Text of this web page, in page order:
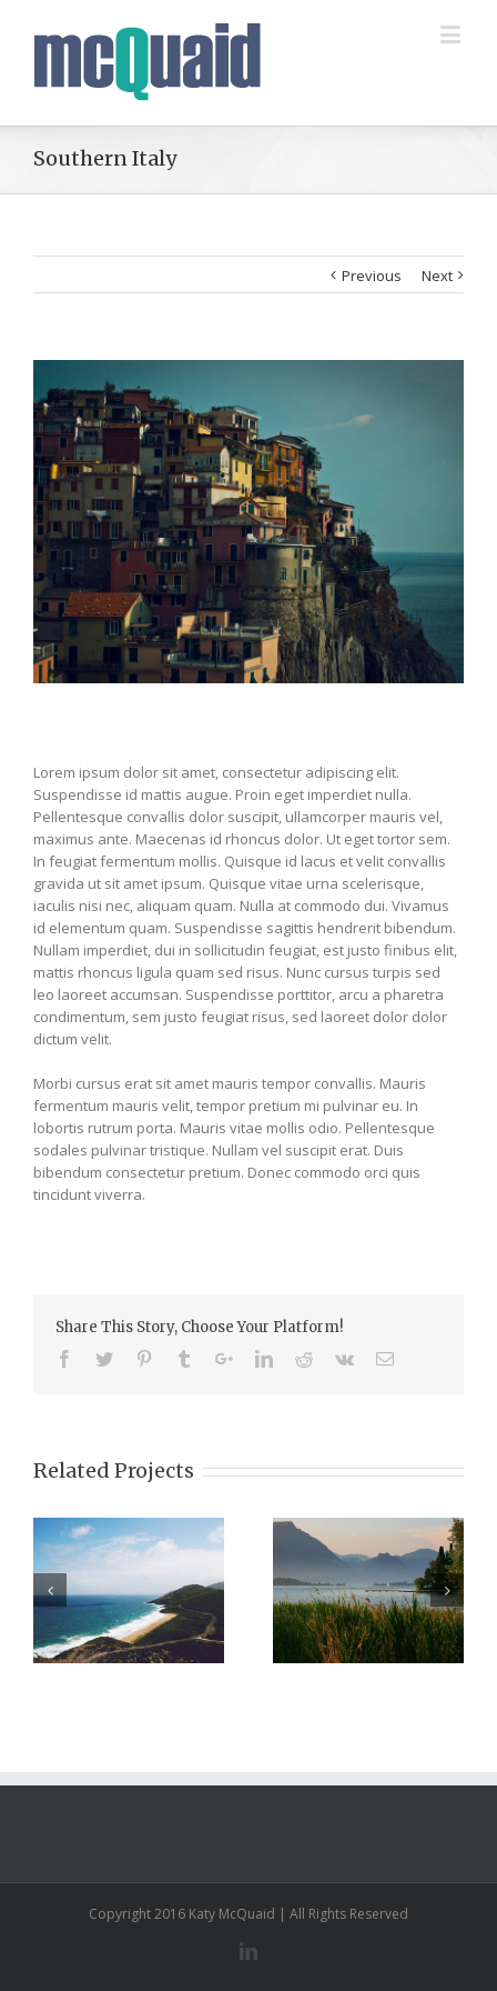
Southern Italy
Previous Next
Lorem ipsum dolor sit amet, consectetur adipiscing elit.
Suspendisse id mattis augue. Proin eget imperdiet nulla.
Pellentesque convallis dolor suscipit, ullamcorper mauris vel,
maximus ante. Maecenas id rhoncus dolor. Ut eget tortor sem.
In feugiat fermentum mollis. Quisque id lacus et velit convallis
gravida ut sit amet ipsum. Quisque vitae urna scelerisque,
iaculis nisi nec, aliquam quam. Nulla at commodo dui. Vivamus
id elementum quam. Suspendisse sagittis hendrerit bibendum.
Nullam imperdiet, dui in sollicitudin feugiat, est justo finibus elit,
mattis rhoncus ligula quam sed risus. Nunc cursus turpis sed
leo laoreet accumsan. Suspendisse porttitor, arcu a pharetra
condimentum, sem justo feugiat risus, sed laoreet dolor dolor
dictum velit.
Morbi cursus erat sit amet mauris tempor convallis. Mauris
fermentum mauris velit, tempor pretium mi pulvinar eu. In
lobortis rutrum porta. Mauris vitae mollis odio. Pellentesque
sodales pulvinar tristique. Nullam vel suscipit erat. Duis
bibendum consectetur pretium. Donec commodo orci quis
tincidunt viverra.
Share This Story, Choose Your Platform!
Related Projects
Argentina Canada
Copyright 2016 Katy McQuaid | All Rights Reserved